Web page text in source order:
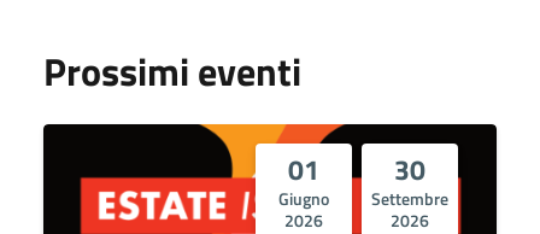
Prossimi eventi
01
Giugno
2026
30
Settembre
2026